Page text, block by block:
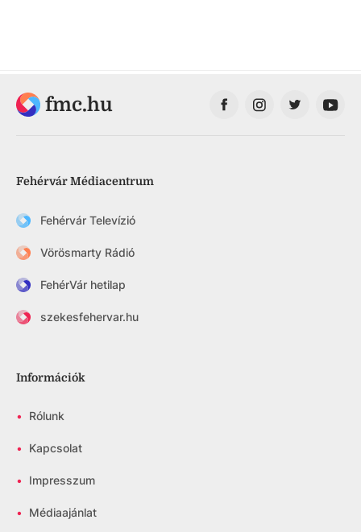
fmc.hu
Fehérvár Médiacentrum
Fehérvár Televízió
Vörösmarty Rádió
FehérVár hetilap
szekesfehervar.hu
Információk
• Rólunk
• Kapcsolat
• Impresszum
• Médiaajánlat